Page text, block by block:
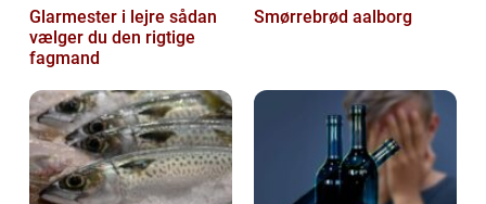
Glarmester i lejre sådan
vælger du den rigtige
fagmand
Smørrebrød aalborg